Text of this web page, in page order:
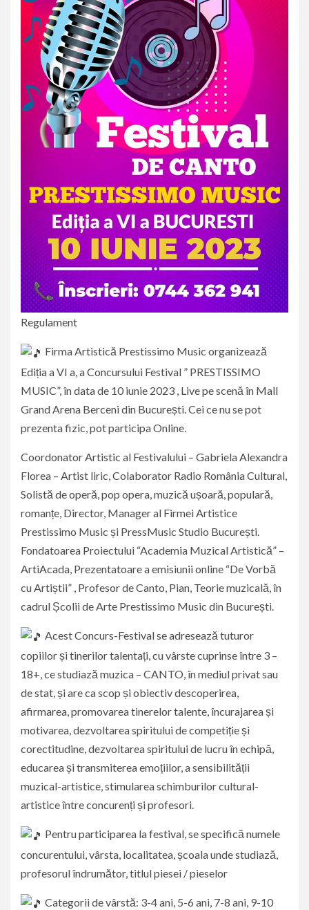
Regulament
Firma Artistică Prestissimo Music organizează
Ediția a VI a, a Concursului Festival ” PRESTISSIMO
MUSIC”, în data de 10 iunie 2023 , Live pe scenă în Mall
Grand Arena Berceni din București. Cei ce nu se pot
prezenta fizic, pot participa Online.
Coordonator Artistic al Festivalului – Gabriela Alexandra
Florea – Artist liric, Colaborator Radio România Cultural,
Solistă de operă, pop opera, muzică ușoară, populară,
romanțe, Director, Manager al Firmei Artistice
Prestissimo Music și PressMusic Studio București.
Fondatoarea Proiectului “Academia Muzical Artistică” –
ArtiAcada, Prezentatoare a emisiunii online “De Vorbă
cu Artiștii” , Profesor de Canto, Pian, Teorie muzicală, în
cadrul Școlii de Arte Prestissimo Music din București.
Acest Concurs-Festival se adresează tuturor
copiilor și tinerilor talentați, cu vârste cuprinse între 3 –
18+, ce studiază muzica – CANTO, în mediul privat sau
de stat, și are ca scop și obiectiv descoperirea,
afirmarea, promovarea tinerelor talente, încurajarea și
motivarea, dezvoltarea spiritului de competiție și
corectitudine, dezvoltarea spiritului de lucru în echipă,
educarea și transmiterea emoțiilor, a sensibilității
muzical-artistice, stimularea schimburilor cultural-
artistice între concurenți și profesori.
Pentru participarea la festival, se specifică numele
concurentului, vârsta, localitatea, școala unde studiază,
profesorul îndrumător, titlul piesei / pieselor
Categorii de vârstă: 3-4 ani, 5-6 ani, 7-8 ani, 9-10